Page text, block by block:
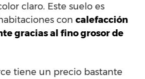
claro. Este suelo es
con calefacción
gracias al fino grosor de
tiene un precio bastante